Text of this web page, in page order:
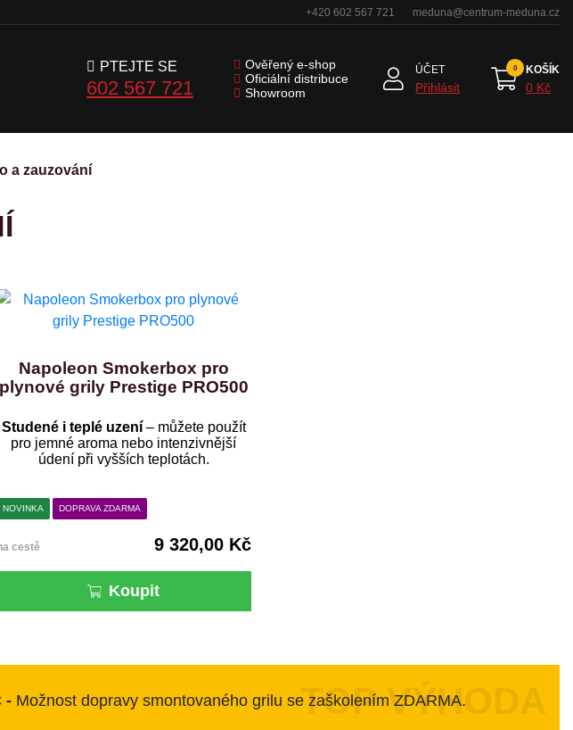
+420 602 567 721 meduna@centrum-meduna.cz
PTEJTE SE
602 567 721
Ověřený e-shop
Oficiální distribuce
Showroom
ÚČET
Přihlásit
KOŠÍK
0 Kč
a zauzování
Napoleon Smokerbox pro
plynové grily Prestige PRO500
Studené i teplé uzení– můžete použít
pro jemné aroma nebo intenzivnější
údení při vyšších teplotách.
NOVINKA DOPRAVA ZDARMA
cestě 9 320,00 Kč
Koupit
- Možnost dopravy smontovaného grilu se zaškolením ZDARMA.